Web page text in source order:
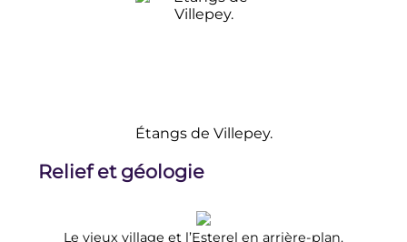
Étangs de Villepey.
Relief et géologie
Le vieux village et l’Esterel en arrière-plan.